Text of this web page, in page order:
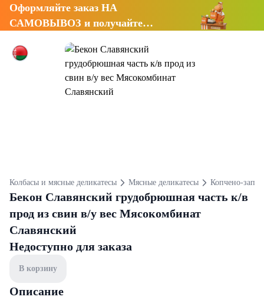
Оформляйте заказ НА
САМОВЫВОЗ и получайте
Колбасы и мясные деликатесы Мясные деликатесы Копчено-
Бекон Славянский грудобрюшная часть к/в
прод из свин в/у вес Мясокомбинат
Славянский
Недоступно для заказа
В корзину
Описание